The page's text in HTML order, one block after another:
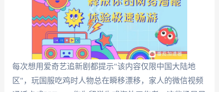
每次想用爱奇艺追新剧都提示"该内容仅限中国大陆地
区"，玩国服吃鸡时人物总在瞬移漂移，家人的微信视频